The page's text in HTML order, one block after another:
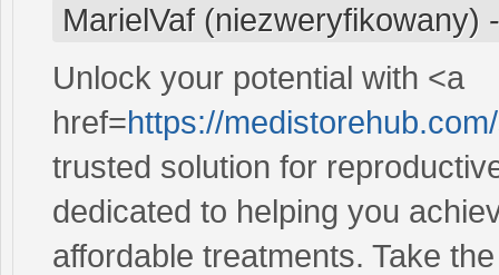
MarielVaf (niezweryfikowany)
Unlock your potential with <a
href=https://
trusted solution for
dedicated to helping you
affordable treatments. Take